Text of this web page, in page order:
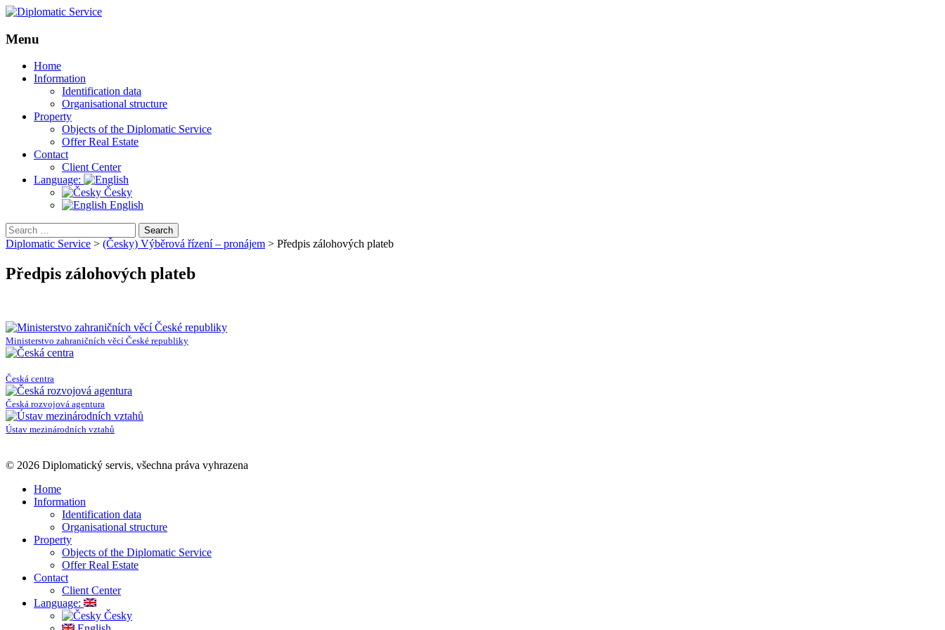
Menu
Skip
Home
Information
Identification data
Organisational structure
Property
Objects of the Diplomatic Service
Offer Real Estate
Contact
Client Center
Language:
Česky
English
Search
for:
Diplomatic Service > (Česky) Výběrová řízení – pronájem > Předpis zálohových plateb
Předpis zálohových plateb
Ministerstvo zahraničních věcí České republiky
Česká centra
Česká rozvojová agentura
Ústav mezinárodních vztahů
© 2026 Diplomatický servis, všechna práva vyhrazena
Home
Information
Identification data
Organisational structure
Property
Objects of the Diplomatic Service
Offer Real Estate
Contact
Client Center
Language:
Česky